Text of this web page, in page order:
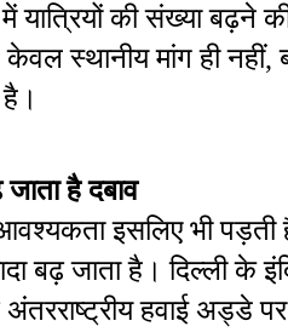
यात्रियों की संख्या बढ़ने
केवल स्थानीय मांग ही
है दबाव
इसलिए भी पड़ती
बढ़ जाता है। दिल्ली के
अंतरराष्ट्रीय हवाई